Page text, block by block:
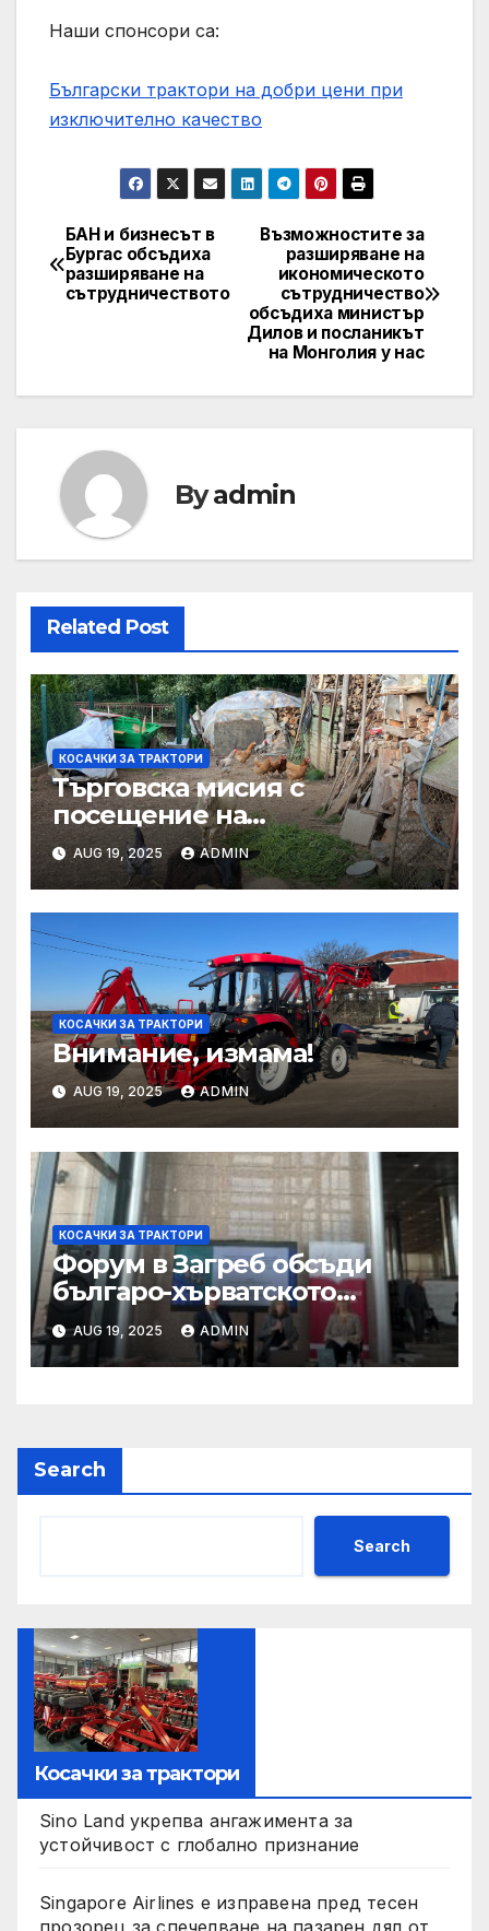
Наши спонсори са:
Български трактори на добри цени при
изключително качество
Post
navigation
Възможностите за
разширяване на
икономическото
сътрудничество
обсъдиха министър
Дилов и посланикът
на Монголия у нас
БАН и бизнесът в
Бургас обсъдиха
разширяване на
сътрудничеството
Byadmin
Related Post
КОСАЧКИ ЗА ТРАКТОРИ
Търговска мисия с
посещение на
Mеждународния търговски
панаир CosmeticBusiness
2025
AUG 19, 2025 ADMIN
КОСАЧКИ ЗА ТРАКТОРИ
Внимание, измама!
AUG 19, 2025 ADMIN
КОСАЧКИ ЗА ТРАКТОРИ
Форум в Загреб обсъди
българо-хърватското
сътрудничество
AUG 19, 2025 ADMIN
Search
Search
Косачки за трактори
Sino Land укрепва ангажимента за
устойчивост с глобално признание
Singapore Airlines е изправена пред тесен
прозорец за спечелване на пазарен дял от